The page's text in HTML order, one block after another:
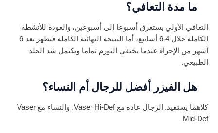
ما مدة التعافي؟
التعافي الأولي يستغرق أسبوعا إلى أسبوعين، والعودة للأنشطة
الكاملة خلال 4-6 أسابيع، أما النتيجة النهائية الكاملة فتظهر بعد 6
أشهر من الإجراء عندما يختفي التورم تماما ويكتمل شد الجلد
الطبيعي.
هل الفيزر أفضل للرجال أم النساء؟
كلاهما يستفيد. الرجال عادة مع Vaser Hi-Def، والنساء مع Vaser
Mid-Def.